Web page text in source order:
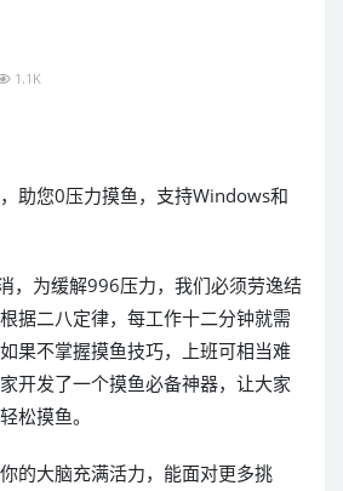
1.1K
助您0压力摸鱼，支持Windows和
，为缓解996压力，我们必须劳逸结
据二八定律，每工作十二分钟就需
果不掌握摸鱼技巧，上班可相当难
开发了一个摸鱼必备神器，让大家
松摸鱼。
的大脑充满活力，能面对更多挑